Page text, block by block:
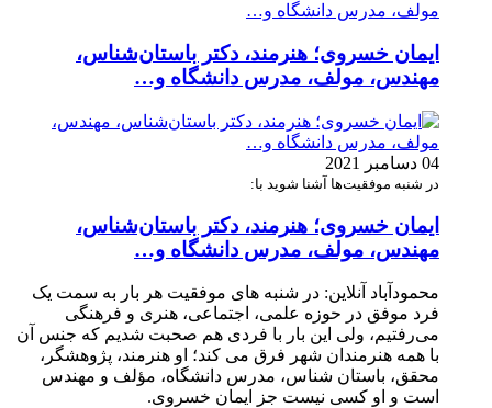
ایمان خسروی؛ هنرمند، دکتر باستان‌شناس،
مهندس، مولف، مدرس دانشگاه و…
04 دسامبر 2021
در شنبه موفقیت‌ها آشنا شوید با:
ایمان خسروی؛ هنرمند، دکتر باستان‌شناس،
مهندس، مولف، مدرس دانشگاه و…
محمودآباد آنلاین: در شنبه های موفقیت هر بار به سمت یک
فرد موفق در حوزه علمی، اجتماعی، هنری و فرهنگی
می‌رفتیم، ولی این بار با فردی هم صحبت شدیم که جنس آن
با همه هنرمندان شهر فرق می کند؛ او هنرمند، پژوهشگر،
محقق، باستان شناس، مدرس دانشگاه، مؤلف و مهندس
است و او کسی نیست جز ایمان خسروی.